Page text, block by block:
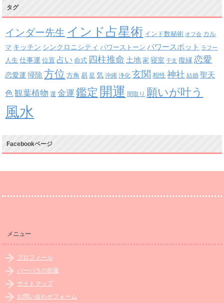
タグ
インダー先生 インド占星術 インド数秘術 オフ会 カル
マ キッチン シンクロニシティ パワーストーン パワースポット ラフー
人生 仕事運 位置 占い 命式 四柱推命 土地 家 寝室 干支 復縁 恋愛
恋愛運 掃除 方位 方角 易 星 気 沖縄 浄化 玄関 相性 神社 結婚 聖天
色 観葉植物 運 金運 鑑定 開運 間取り 願いが叶う
風水
Facebookページ
メニュー
プロフィール
バーバラの部屋
サイトマップ
お問い合わせフォーム